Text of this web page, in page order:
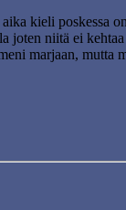
kieli poskessa
joten niitä ei
marjaan, mutta